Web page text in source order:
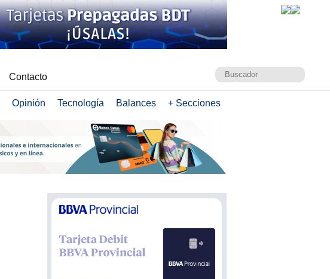
Contacto
Opinión Tecnología Balances + Secciones